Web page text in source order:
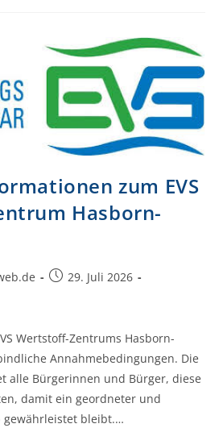
zum EVS
Hasborn-
29. Juli 2026
Wertstoff-Zentrums Hasborn-
Annahmebedingungen. Die
alle Bürgerinnen und Bürger, diese
damit ein geordneter und
gewährleistet bleibt.…